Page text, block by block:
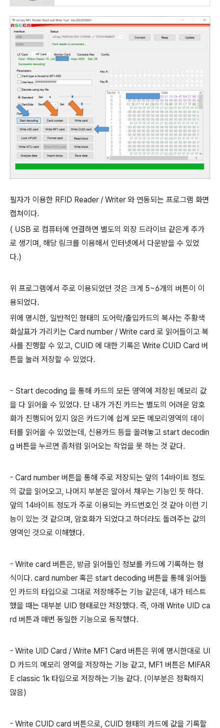
필자가 이용한 RFID Reader / Writer 와 연동되는 프로그램 화면
캡쳐이다.
( USB 로 컴퓨터에 연결하면 별도의 외장 드라이브 같은게 추가
로 생기며, 해당 링크를 이용해서 인터넷에서 다운받을 수 있었
다.)
위 프로그램에서 주로 이용되었던 것은 크게 5~6개의 버튼이 이
용되었다.
위에 명시한, 일반적인 형태의 도어락/출입카드의 복사는 주황색
화살표가 가리키는 Card number / Write card 로 읽어들이고 복
사를 진행할 수 있고, CUID 에 대한 기록은 Write CUID Card 버
튼을 눌러 저장할 수 있었다.
- Start decoding 을 통해 카드의 모든 영역에 저장된 메모리 값
을 다 읽어올 수 있었다. 단 내가 가진 카드는 별도의 어려운 암호
화가 진행되어 있지 않은 카드기에 쉽게 모든 메모리영역의 데이
터를 읽어올 수 있었는데, 신용카드 등을 올려놓고 start decodin
g 버튼을 누르면 좀처럼 읽어오는 작업을 못 하는 것 같다.
- Card number 버튼을 통해 주로 저장되는 앞의 14바이트 정도
의 값을 읽어오고, 나머지 부분은 알아서 채우는 기능인 듯 하다.
앞의 14바이트 정도가 주로 이용되는 카드번호인 것 같아 이런 기
능이 있는 것 같으며, 암호화가 되었다고 하더라도 돌려주는 값의
영역인 것으로 이해했다.
- Write card 버튼은, 방금 읽어들인 정보를 카드에 기록하는 형
식이다. card number 혹은 start decoding 버튼을 통해 읽어들
인 카드의 타입으로 그대로 저장해주는 기능 같은데, 내가 테스트
했을 때는 대부분 UID 형태로만 저장했다. 즉, 아래 Write UID ca
rd 버튼과 매번 동일한 기능으로 동작했다.
- Write UID Card / Write MF1 Card 버튼은 위에 명시한대로 UI
D 카드의 메모리 영역을 저장하는 기능 같고, MF1 버튼은 MIFAR
E classic 1k 타입으로 저장하는 기능 같다. (이부분은 정확하지
않음)
- Write CUID card 버튼으로, CUID 형태의 카드에 값을 기록할